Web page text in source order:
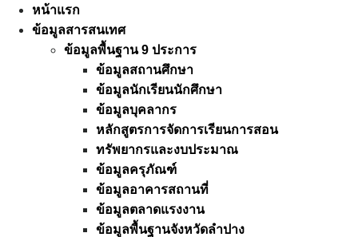
Skip
หน้าแรก
ข้อมูลสารสนเทศ
ข้อมูลพื้นฐาน 9 ประการ
ข้อมูลสถานศึกษา
ข้อมูลนักเรียนนักศึกษา
ข้อมูลบุคลากร
หลักสูตรการจัดการเรียนการสอน
ทรัพยากรและงบประมาณ
ข้อมูลครุภัณฑ์
ข้อมูลอาคารสถานที่
ข้อมูลตลาดแรงงาน
ข้อมูลพื้นฐานจังหวัดลำปาง